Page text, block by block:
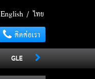
English / ไทย
ติดต่อเรา
GLE